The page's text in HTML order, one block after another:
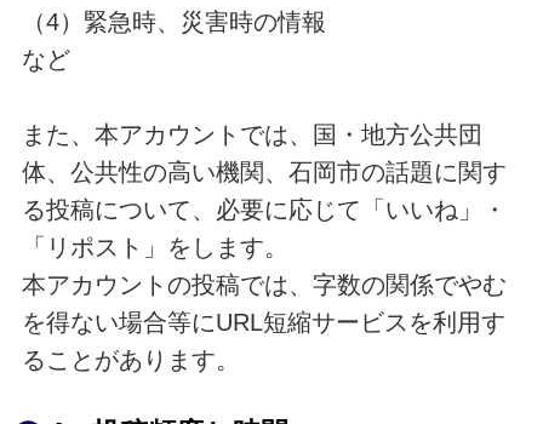
（4）緊急時、災害時の情報
など
また、本アカウントでは、国・地方公共団
体、公共性の高い機関、石岡市の話題に関す
る投稿について、必要に応じて「いいね」・
「リポスト」をします。
本アカウントの投稿では、字数の関係でやむ
を得ない場合等にURL短縮サービスを利用す
ることがあります。